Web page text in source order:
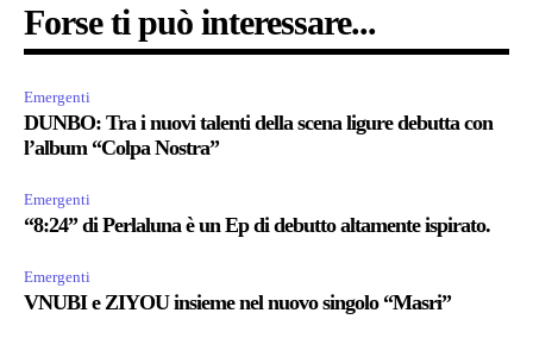
Forse ti può interessare...
Emergenti
DUNBO: Tra i nuovi talenti della scena ligure debutta con
l’album “Colpa Nostra”
Emergenti
“8:24” di Perlaluna è un Ep di debutto altamente ispirato.
Emergenti
VNUBI e ZIYOU insieme nel nuovo singolo “Masri”